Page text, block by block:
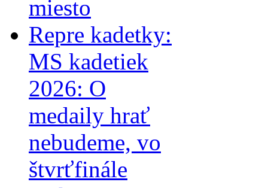
miesto
Repre kadetky:
MS kadetiek
2026: O
medaily hrať
nebudeme, vo
štvrťfinále